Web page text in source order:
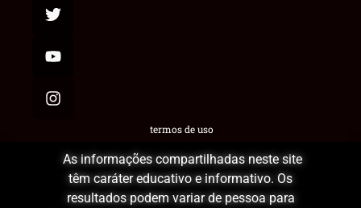
termos de uso
As informações compartilhadas neste site
têm caráter educativo e informativo. Os
resultados podem variar de pessoa para